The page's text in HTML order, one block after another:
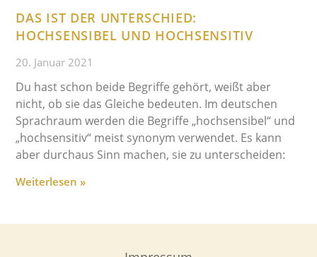
DAS IST DER UNTERSCHIED:
HOCHSENSIBEL UND HOCHSENSITIV
20. Januar 2021
Du hast schon beide Begriffe gehört, weißt aber
nicht, ob sie das Gleiche bedeuten. Im deutschen
Sprachraum werden die Begriffe „hochsensibel“ und
„hochsensitiv“ meist synonym verwendet. Es kann
aber durchaus Sinn machen, sie zu unterscheiden:⁠
Weiterlesen »